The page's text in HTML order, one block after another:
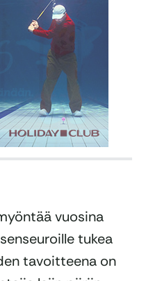
vuosina
tukea
tavoitteena on